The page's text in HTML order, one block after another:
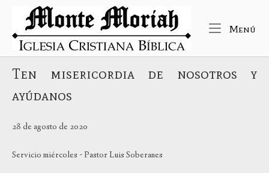
contenido
Inicio
Menú
Ten misericordia de nosotros y
ayúdanos
28 de agosto de 2020
Servicio miércoles - Pastor Luis Soberanes